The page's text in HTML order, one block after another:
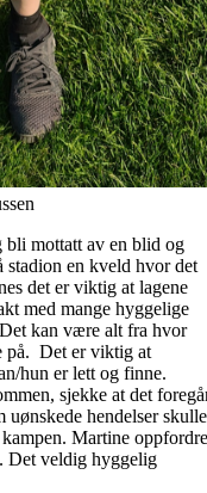
bli mottatt av en blid og
stadion en kveld hvor det
det er viktig at lagene
med mange hyggelige
kan være alt fra hvor
på. Det er viktig at
hun er lett og finne.
sjekke at det
hendelser skulle
Martine
Det veldig hyggelig